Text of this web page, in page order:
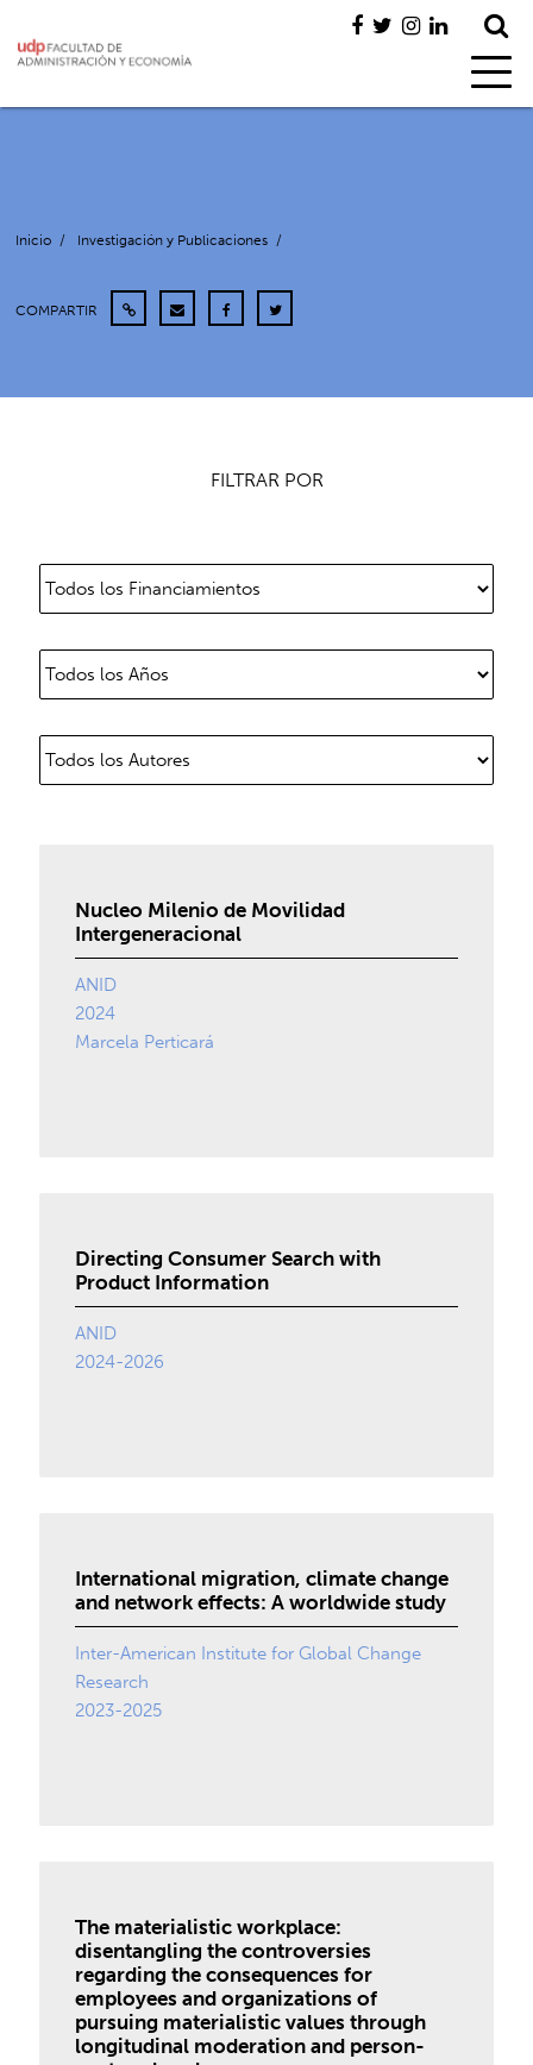
Inicio / Investigación y Publicaciones /
COMPARTIR
FILTRAR POR
Nucleo Milenio de Movilidad
Intergeneracional
ANID
2024
Marcela Perticará
Directing Consumer Search with
Product Information
ANID
2024-2026
International migration, climate change
and network effects: A worldwide study
Inter-American Institute for Global Change
Research
2023-2025
The materialistic workplace:
disentangling the controversies
regarding the consequences for
employees and organizations of
pursuing materialistic values through
longitudinal moderation and person-